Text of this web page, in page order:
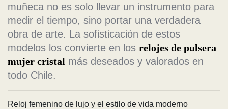
muñeca no es solo llevar un instrumento para
medir el tiempo, sino portar una verdadera
obra de arte. La sofisticación de estos
modelos los convierte en los relojes de pulsera
mujer cristal más deseados y valorados en
todo Chile.
Reloj femenino de lujo y el estilo de vida moderno